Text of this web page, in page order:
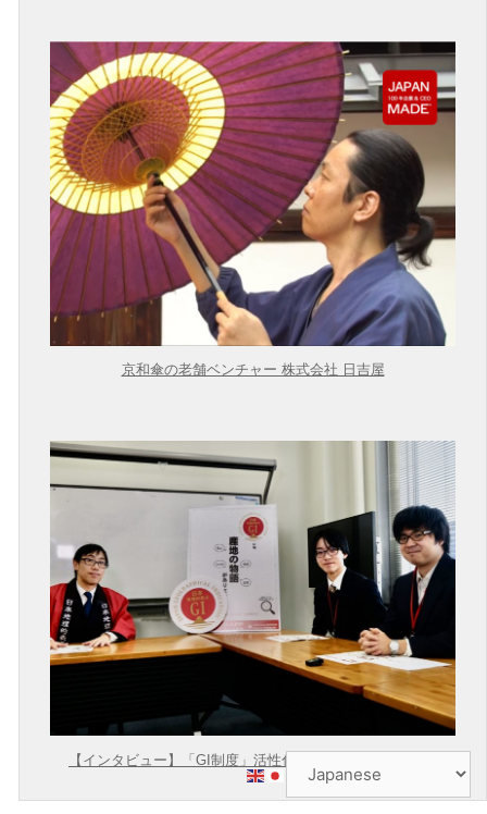
京和傘の老舗ベンチャー 株式会社 日吉屋
【インタビュー】「GI制度」活性化のための間口拡大に向
けて【農林水産省 × 東大むら塾】